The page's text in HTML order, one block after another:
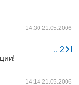
14:30 21.05.2006
... 2
14:14 21.05.2006